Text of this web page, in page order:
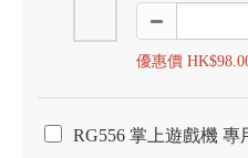
優惠價
RG556 掌上遊戲機 專